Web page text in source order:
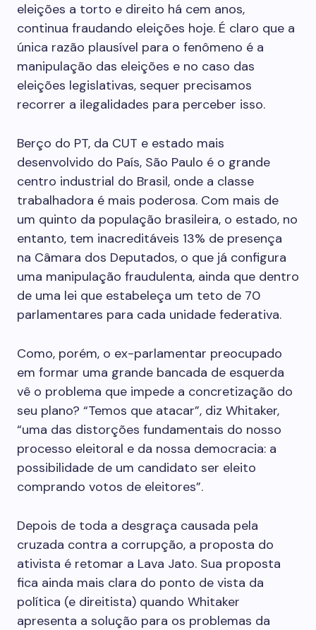
eleições a torto e direito há cem anos,
continua fraudando eleições hoje. É claro que a
única razão plausível para o fenômeno é a
manipulação das eleições e no caso das
eleições legislativas, sequer precisamos
recorrer a ilegalidades para perceber isso.
Berço do PT, da CUT e estado mais
desenvolvido do País, São Paulo é o grande
centro industrial do Brasil, onde a classe
trabalhadora é mais poderosa. Com mais de
um quinto da população brasileira, o estado, no
entanto, tem inacreditáveis 13% de presença
na Câmara dos Deputados, o que já configura
uma manipulação fraudulenta, ainda que dentro
de uma lei que estabeleça um teto de 70
parlamentares para cada unidade federativa.
Como, porém, o ex-parlamentar preocupado
em formar uma grande bancada de esquerda
vê o problema que impede a concretização do
seu plano? “Temos que atacar”, diz Whitaker,
“uma das distorções fundamentais do nosso
processo eleitoral e da nossa democracia: a
possibilidade de um candidato ser eleito
comprando votos de eleitores”.
Depois de toda a desgraça causada pela
cruzada contra a corrupção, a proposta do
ativista é retomar a Lava Jato. Sua proposta
fica ainda mais clara do ponto de vista da
política (e direitista) quando Whitaker
apresenta a solução para os problemas da